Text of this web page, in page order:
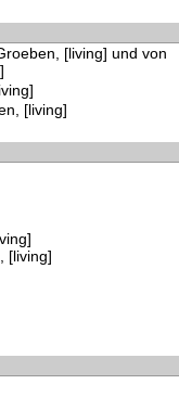
[living] und von
[living]
[living]